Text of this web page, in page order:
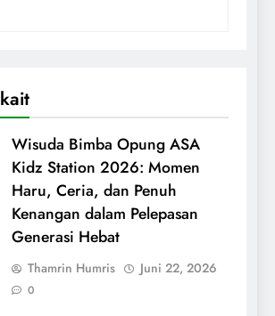
Wisuda Bimba Opung ASA
Kidz Station 2026: Momen
Haru, Ceria, dan Penuh
Kenangan dalam Pelepasan
Generasi Hebat
Thamrin Humris Juni 22, 2026
0